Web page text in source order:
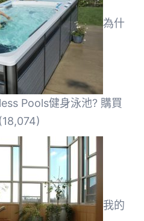
為什
Pools健身泳池? 購買
(18,074)
我的